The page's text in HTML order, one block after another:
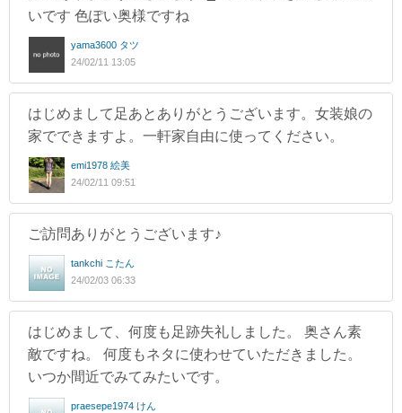
いです 色ぽい奥様ですね
yama3600 タツ
24/02/11 13:05
はじめまして足あとありがとうございます。女装娘の
家でできますよ。一軒家自由に使ってください。
emi1978 絵美
24/02/11 09:51
ご訪問ありがとうございます♪
tankchi こたん
24/02/03 06:33
はじめまして、何度も足跡失礼しました。 奥さん素
敵ですね。 何度もネタに使わせていただきました。
いつか間近でみてみたいです。
praesepe1974 けん